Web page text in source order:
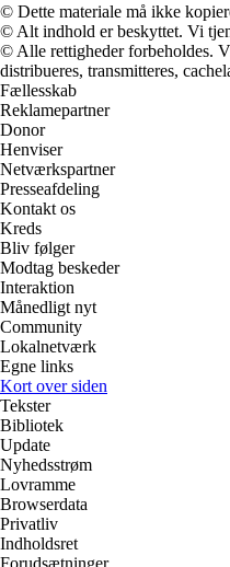
© Dette materiale må ikke
© Alt indhold er beskyttet. Vi
© Alle rettigheder forbeholdes.
distribueres, transmitteres,
Fællesskab
Reklamepartner
Donor
Henviser
Netværkspartner
Presseafdeling
Kontakt os
Kreds
Bliv følger
Modtag beskeder
Interaktion
Månedligt nyt
Community
Lokalnetværk
Egne links
Kort over siden
Tekster
Bibliotek
Update
Nyhedsstrøm
Lovramme
Browserdata
Privatliv
Indholdsret
Forudsætninger